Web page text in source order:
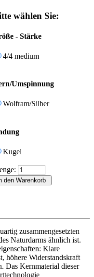
wählen Sie:
- Stärke
4/4 medium
Umspinnung
Wolfram/Silber
Kugel
zusammengesetzten
Naturdarms ähnlich ist.
Klare
höhere Widerstandskraft
Das Kernmaterial dieser